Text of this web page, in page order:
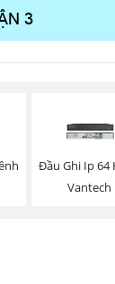
Đầu Ghi Ip 64
Vantech